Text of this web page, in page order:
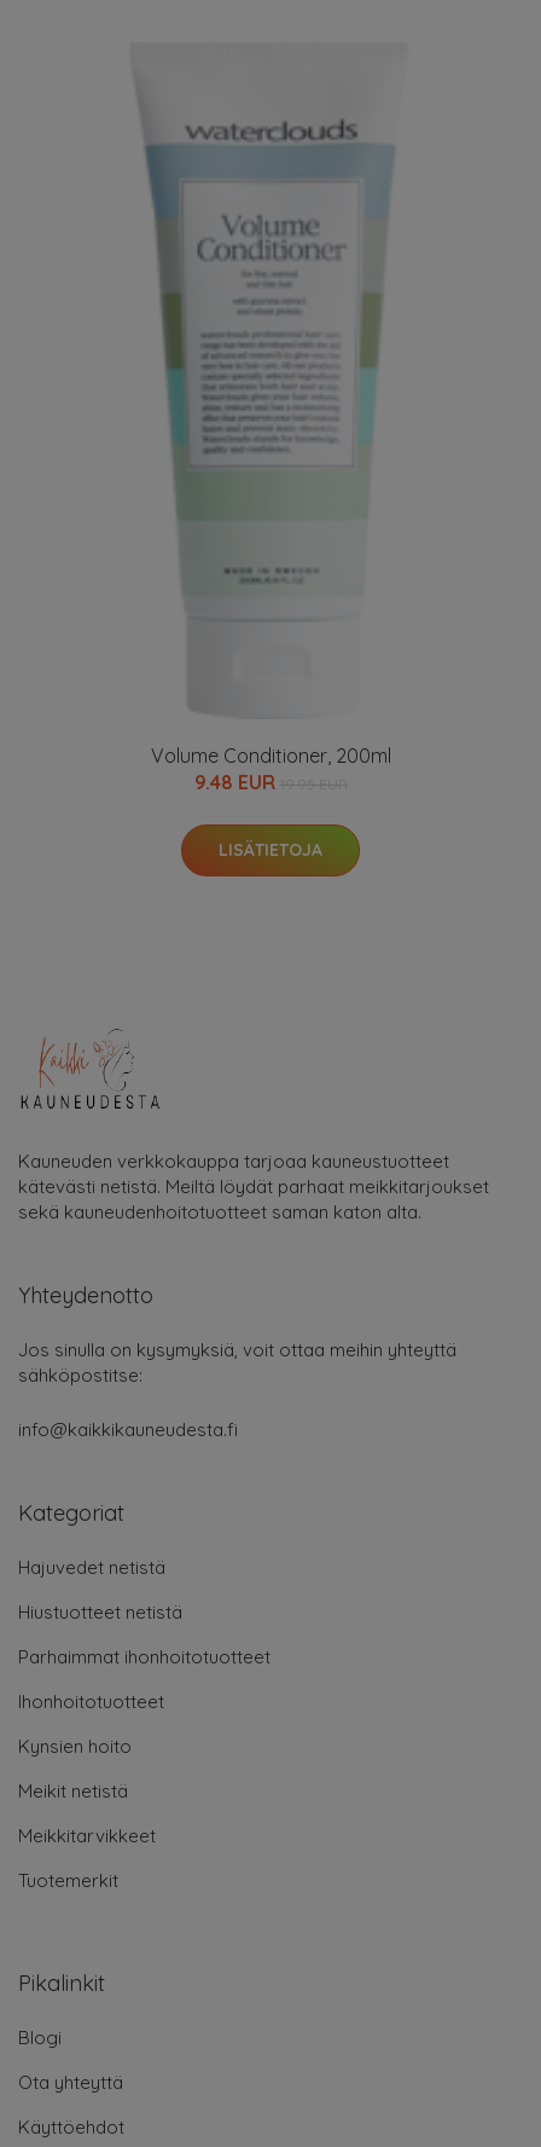
Volume Conditioner, 200ml
9.48 EUR
LISÄTIETOJA
Kauneuden verkkokauppa tarjoaa kauneustuotteet
kätevästi netistä. Meiltä löydät parhaat meikkitarjoukset
sekä kauneudenhoitotuotteet saman katon alta.
Yhteydenotto
Jos sinulla on kysymyksiä, voit ottaa meihin yhteyttä
sähköpostitse:
info@kaikkikauneudesta.fi
Kategoriat
Hajuvedet netistä
Hiustuotteet netistä
Parhaimmat ihonhoitotuotteet
Ihonhoitotuotteet
Kynsien hoito
Meikit netistä
Meikkitarvikkeet
Tuotemerkit
Pikalinkit
Blogi
Ota yhteyttä
Käyttöehdot